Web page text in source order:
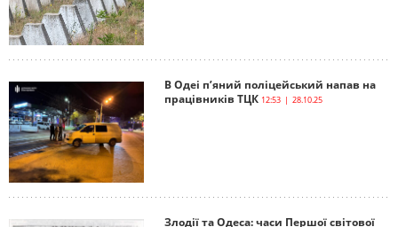
В Одеі п’яний поліцейський напав на
працівників ТЦК 12:53 | 28.10.25
Злодії та Одеса: часи Першої світової